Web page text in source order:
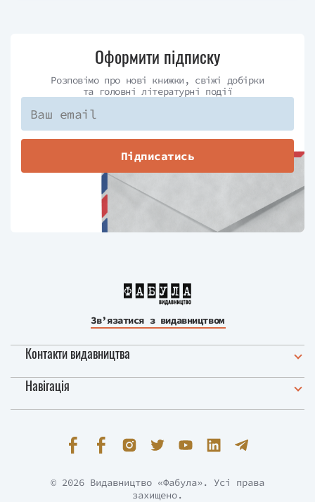
Оформити підписку
Розповімо про нові книжки, свіжі добірки
та головні літературні події
Підписатись
Зв’язатися з видавництвом
Контакти видавництва
Навігація
© 2026 Видавництво «Фабула». Усі права
захищено.